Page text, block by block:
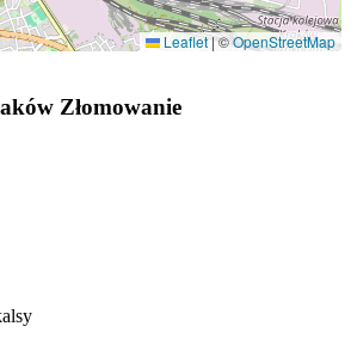
Leaflet |©OpenStreetMap
Złomowanie